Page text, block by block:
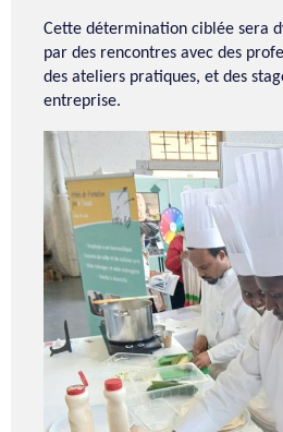
Cette détermination ciblée sera
par des rencontres avec des
des ateliers pratiques, et des
entreprise.